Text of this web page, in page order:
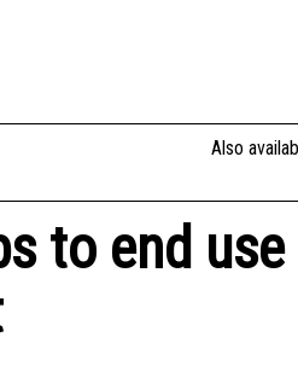
Also
to end